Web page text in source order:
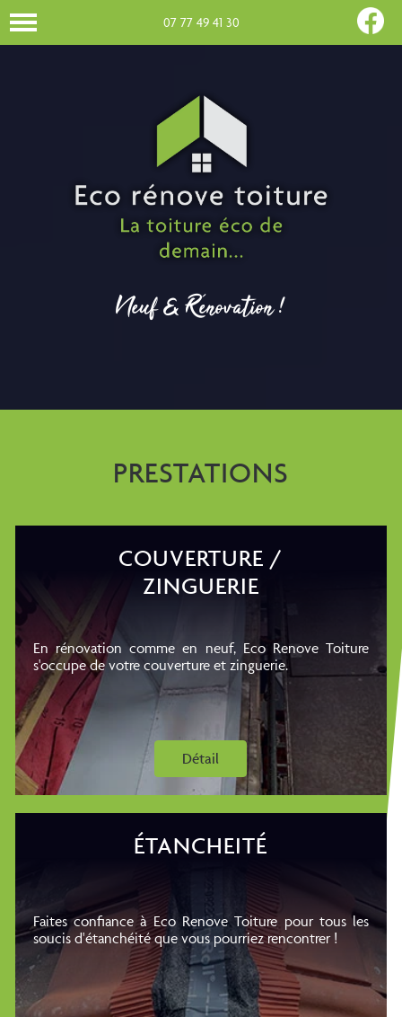
07 77 49 41 30
Neuf & Rénovation !
PRESTATIONS
COUVERTURE /
ZINGUERIE
En rénovation comme en neuf, Eco Renove Toiture
s'occupe de votre couverture et zinguerie.
Détail
ÉTANCHEITÉ
Faites confiance à Eco Renove Toiture pour tous les
soucis d'étanchéité que vous pourriez rencontrer !